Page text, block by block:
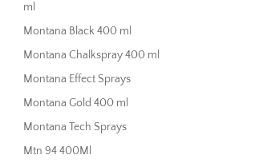
ml
Montana Black 400 ml
Montana Chalkspray 400 ml
Montana Effect Sprays
Montana Gold 400 ml
Montana Tech Sprays
Mtn 94 400Ml